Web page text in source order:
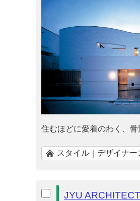
住むほどに愛着のわく、
スタイル｜デザイナー
JYU